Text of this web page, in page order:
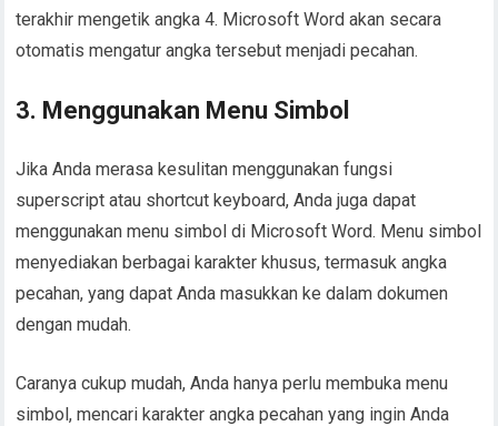
terakhir mengetik angka 4. Microsoft Word akan secara
otomatis mengatur angka tersebut menjadi pecahan.
3. Menggunakan Menu Simbol
Jika Anda merasa kesulitan menggunakan fungsi
superscript atau shortcut keyboard, Anda juga dapat
menggunakan menu simbol di Microsoft Word. Menu simbol
menyediakan berbagai karakter khusus, termasuk angka
pecahan, yang dapat Anda masukkan ke dalam dokumen
dengan mudah.
Caranya cukup mudah, Anda hanya perlu membuka menu
simbol, mencari karakter angka pecahan yang ingin Anda